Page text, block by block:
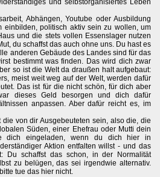
und selbstorganisiertes Leben
Abhängen, Youtube oder Ausbildung
einbilden, politisch aktiv sein zu wollen, um
und die stets vollen Essenslager nutzen
du schaffst das auch ohne uns. Du hast es
anderen Gebäude des Landes sind für das
bestimmt was finden. Das wird dich zwar
so ist die Welt da draußen halt aufgebaut:
meist weit weg auf der Welt, werden dafür
Das ist für die nicht schön, für dich aber
dieses Geld besorgen und dich dafür
anpassen. Aber dafür reicht es, im
von dir Ausgebeuteten sein, also die, die
Süden, einer Ehefrau oder Mutti dein
dich eingeladen, wenn du dich hier in
Aktion entfalten willst - und das
Du schaffst das schon, in der Normalität
zu belügen, das sei irgendwie alternativ.
tue das hier nicht.